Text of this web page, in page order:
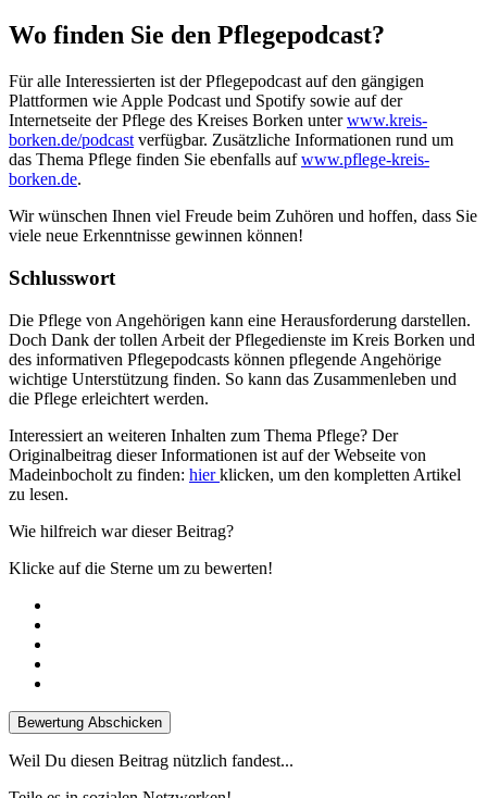
Wo finden Sie den Pflegepodcast?
Für alle Interessierten ist der Pflegepodcast auf den gängigen
Plattformen wie Apple Podcast und Spotify sowie auf der
Internetseite der Pflege des Kreises Borken unterwww.kreis-
borken.de/podcast verfügbar. Zusätzliche Informationen rund um
das Thema Pflege finden Sie ebenfalls aufwww.pflege-kreis-
borken.de.
Wir wünschen Ihnen viel Freude beim Zuhören und hoffen, dass Sie
viele neue Erkenntnisse gewinnen können!
Schlusswort
Die Pflege von Angehörigen kann eine Herausforderung darstellen.
Doch Dank der tollen Arbeit der Pflegedienste im Kreis Borken und
des informativen Pflegepodcasts können pflegende Angehörige
wichtige Unterstützung finden. So kann das Zusammenleben und
die Pflege erleichtert werden.
Interessiert an weiteren Inhalten zum Thema Pflege? Der
Originalbeitrag dieser Informationen ist auf der Webseite von
Madeinbocholt zu finden: hierklicken, um den kompletten Artikel
zu lesen.
Wie hilfreich war dieser Beitrag?
Klicke auf die Sterne um zu bewerten!
Bewertung Abschicken
Weil Du diesen Beitrag nützlich fandest...